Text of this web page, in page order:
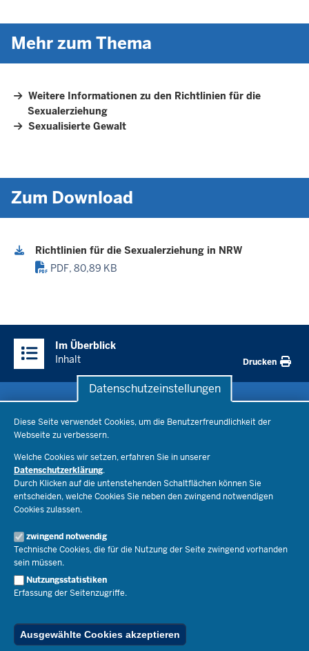
Datenschutzeinstellungen
Diese Seite verwendet Cookies, um die Benutzerfreundlichkeit der
Webseite zu verbessern.
Welche Cookies wir setzen, erfahren Sie in unserer
Datenschutzerklärung.
Durch Klicken auf die untenstehenden Schaltflächen können Sie
entscheiden, welche Cookies Sie neben den zwingend notwendigen
Cookies zulassen.
zwingend notwendig
Technische Cookies, die für die Nutzung der Seite zwingend vorhanden
sein müssen.
Nutzungsstatistiken
Erfassung der Seitenzugriffe.
Ausgewählte Cookies akzeptieren
Mehr zum Thema
Weitere Informationen zu den Richtlinien für die
Sexualerziehung
Sexualisierte Gewalt
Zum Download
Richtlinien für die Sexualerziehung in NRW
PDF, 80,89 KB
Inhalte
Im Überblick
Inhalt
Drucken
Bildungsthemen
Lehrkräfte
Recht
Schulleben
Ministerium
Ministerin Dorothee Feller
Staatssekretär Dr. Urban Mauer
Open Government
Bibliothek
Geschäftsbereich
Presse
Pressefotos
Social Media
Pressekontakt
Service
Schule(n) suchen
Kontakt
Der Weg zu uns
Publikationen
RSS-Feed
© 2026 Bildungsportal NRW